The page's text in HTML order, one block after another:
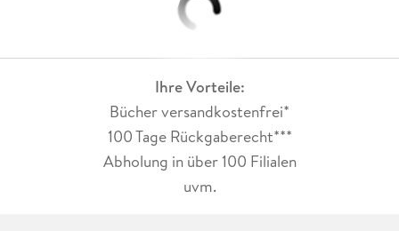
Ihre Vorteile:
Bücher versandkostenfrei*
100 Tage Rückgaberecht***
Abholung in über 100 Filialen
uvm.